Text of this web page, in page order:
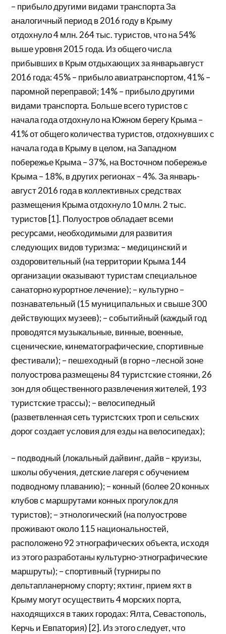
– прибыло другими видами транспорта За
аналогичный период в 2016 году в Крыму
отдохнуло 4 млн. 264 тыс. туристов, что на 54%
выше уровня 2015 года. Из общего числа
прибывших в Крым отдыхающих за январьавгуст
2016 года: 45% – прибыло авиатранспортом, 41% –
паромной переправой; 14% – прибыло другими
видами транспорта. Больше всего туристов с
начала года отдохнуло на Южном берегу Крыма –
41% от общего количества туристов, отдохнувших с
начала года в Крыму в целом, на Западном
побережье Крыма – 37%, на Восточном побережье
Крыма – 18%, в других регионах – 4%. За январь-
август 2016 года в коллективных средствах
размещения Крыма отдохнуло 10 млн. 2 тыс.
туристов [1]. Полуостров обладает всеми
ресурсами, необходимыми для развития
следующих видов туризма: – медицинский и
оздоровительный (на территории Крыма 144
организации оказывают туристам специальное
санаторно курортное лечение); – культурно –
познавательный (15 муниципальных и свыше 300
действующих музеев); – событийный (каждый год
проводятся музыкальные, винные, военные,
сценические, кинематографические, спортивные
фестивали); – пешеходный (в горно –лесной зоне
полуострова размещены 84 туристские стоянки, 26
зон для общественного развлечения жителей, 193
туристские трассы); – велосипедный
(разветвленная сеть туристских троп и сельских
дорог создает условия для езды на велосипедах);
– подводный (локальный дайвинг, дайв – круизы,
школы обучения, детские лагеря с обучением
подводному плаванию); – конный (более 20 конных
клубов с маршрутами конных прогулок для
туристов); – этнологический (на полуострове
проживают около 115 национальностей,
расположено 92 этнографических объекта, исходя
из этого разработаны культурно-этнографические
маршруты); – спортивный (турниры по
дельтапланерному спорту; яхтинг, прием яхт в
Крыму могут осуществить 4 морских порта,
находящихся в таких городах: Ялта, Севастополь,
Керчь и Евпатория) [2]. Из этого следует, что